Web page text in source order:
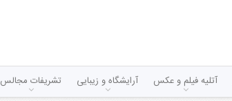
آتلیه فیلم و عکس آرایشگاه و زیبایی تشریفات مجالس